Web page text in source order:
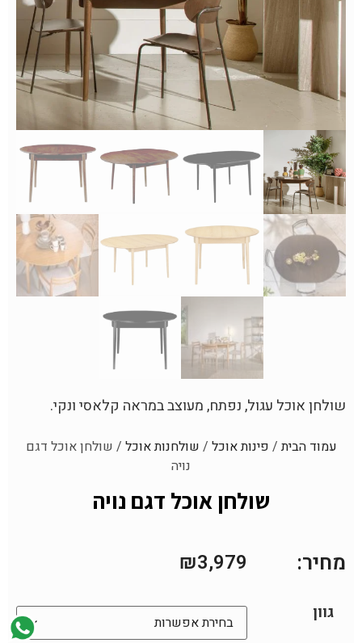
שולחן אוכל עגול, נפתח, מעוצב במראה קלאסי ונקי.
עמוד הבית/ פינות אוכל / שולחנות אוכל / שולחן אוכל דגם
נויה
שולחן אוכל דגם נויה
מחיר: ₪3,979
גוון